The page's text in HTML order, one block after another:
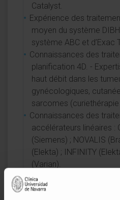
Catalyst.
Expérience des
moyen du système
système ABC et d’Exac
Connaissances des
planification 4D. -
haut débit dans les
gynécologiques,
sarcomes
Connaissances des
accélérateurs linéaires :
(Siemens) ; NOVALIS
(Elekta) ; INFINITY
(Varian).
Pratique des systèmes
(BrainLAB), RayStation